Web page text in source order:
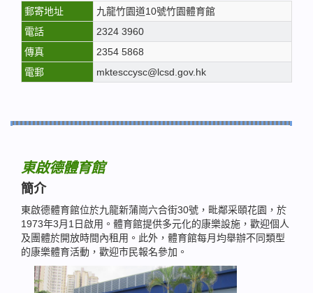
郵寄地址
九龍竹園道10號竹園體育館
電話
2324 3960
傳真
2354 5868
電郵
mktesccysc@lcsd.gov.hk
東啟德體育館
簡介
東啟德體育館位於九龍新蒲崗六合街30號，毗鄰采頤花園，於
1973年3月1日啟用。體育館提供多元化的康樂設施，歡迎個人
及團體於開放時間內租用。此外，體育館每月均舉辦不同類型
的康樂體育活動，歡迎市民報名參加。